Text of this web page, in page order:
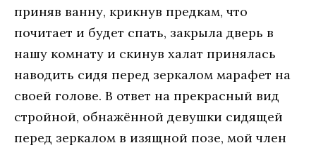
приняв ванну, крикнув предкам, что
почитает и будет спать, закрыла дверь в
нашу комнату и скинув халат принялась
наводить сидя перед зеркалом марафет на
своей голове. В ответ на прекрасный вид
стройной, обнажённой девушки сидящей
перед зеркалом в изящной позе, мой член